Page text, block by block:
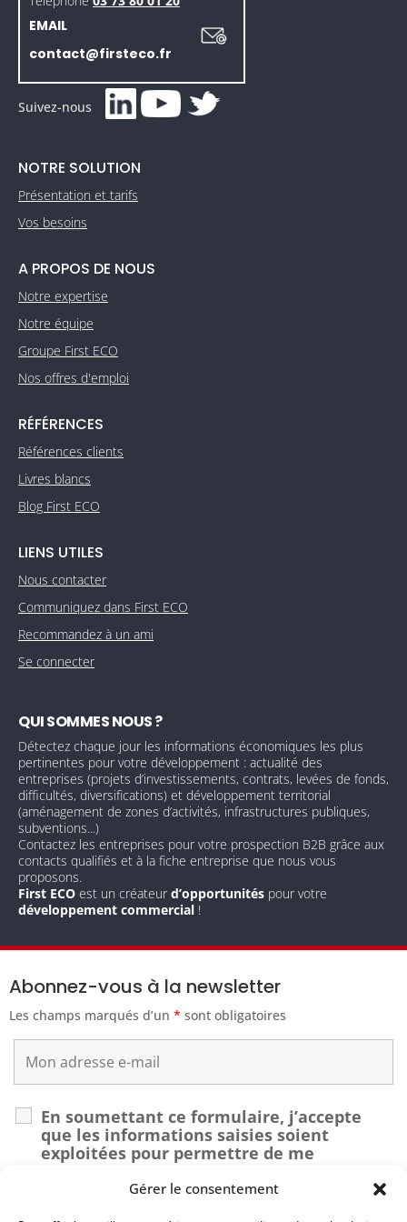
Gérer le consentement
EMAIL
contact@firsteco.fr
Suivez-nous
NOTRE SOLUTION
Présentation et tarifs
Vos besoins
A PROPOS DE NOUS
Notre expertise
Notre équipe
Groupe First ECO
Nos offres d'emploi
RÉFÉRENCES
Références clients
Livres blancs
Blog First ECO
LIENS UTILES
Nous contacter
Communiquez dans First ECO
Recommandez à un ami
Se connecter
QUI SOMMES NOUS ?
Détectez chaque jour les informations économiques les plus
pertinentes pour votre développement : actualité des
entreprises (projets d’investissements, contrats, levées de fonds,
difficultés, diversifications) et développement territorial
(aménagement de zones d’activités, infrastructures publiques,
subventions...)
Contactez les entreprises pour votre prospection B2B grâce aux
contacts qualifiés et à la fiche entreprise que nous vous
proposons.
First ECO est un créateurd’opportunités pour votre
développement commercial !
Abonnez-vous à la newsletter
Les champs marqués d’un * sont obligatoires
En soumettant ce formulaire, j’accepte
que les informations saisies soient
exploitées pour permettre de me